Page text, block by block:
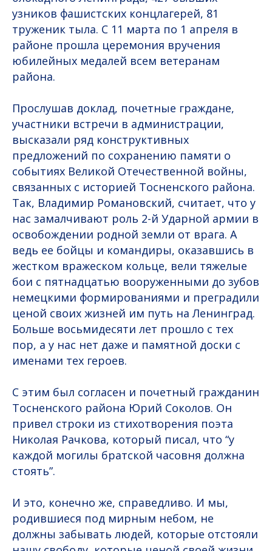
узников фашистских концлагерей, 81
труженик тыла. С 11 марта по 1 апреля в
районе прошла церемония вручения
юбилейных медалей всем ветеранам
района.
Прослушав доклад, почетные граждане,
участники встречи в администрации,
высказали ряд конструктивных
предложений по сохранению памяти о
событиях Великой Отечественной войны,
связанных с историей Тосненского района.
Так, Владимир Романовский, считает, что у
нас замалчивают роль 2-й Ударной армии в
освобождении родной земли от врага. А
ведь ее бойцы и командиры, оказавшись в
жестком вражеском кольце, вели тяжелые
бои с пятнадцатью вооруженными до зубов
немецкими формированиями и преградили
ценой своих жизней им путь на Ленинград.
Больше восьмидесяти лет прошло с тех
пор, а у нас нет даже и памятной доски с
именами тех героев.
С этим был согласен и почетный гражданин
Тосненского района Юрий Соколов. Он
привел строки из стихотворения поэта
Николая Рачкова, который писал, что “у
каждой могилы братской часовня должна
стоять”.
И это, конечно же, справедливо. И мы,
родившиеся под мирным небом, не
должны забывать людей, которые отстояли